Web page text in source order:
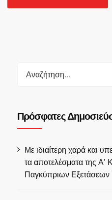
Πρόσφατες
Με ιδιαίτερη χαρά και
τα αποτελέσματα της Α’
Παγκύπριων